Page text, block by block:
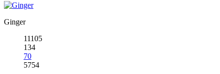
Ginger
11105
134
70
5754